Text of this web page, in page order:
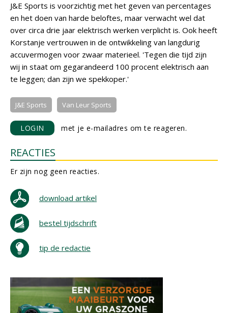
J&E Sports is voorzichtig met het geven van percentages
en het doen van harde beloftes, maar verwacht wel dat
over circa drie jaar elektrisch werken verplicht is. Ook heeft
Korstanje vertrouwen in de ontwikkeling van langdurig
accuvermogen voor zwaar materieel. 'Tegen die tijd zijn
wij in staat om gegarandeerd 100 procent elektrisch aan
te leggen; dan zijn we spekkoper.'
J&E Sports Van Leur Sports
LOGIN met je e-mailadres om te reageren.
REACTIES
Er zijn nog geen reacties.
download artikel
bestel tijdschrift
tip de redactie